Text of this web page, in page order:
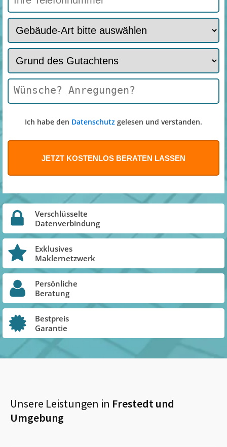
Ich habe den Datenschutz gelesen und verstanden.
Verschlüsselte
Datenverbindung
Exklusives
Maklernetzwerk
Persönliche
Beratung
Bestpreis
Garantie
Unsere Leistungen in Frestedtund
Umgebung